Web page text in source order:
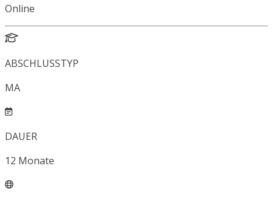
Online
ABSCHLUSSTYP
MA
DAUER
12 Monate